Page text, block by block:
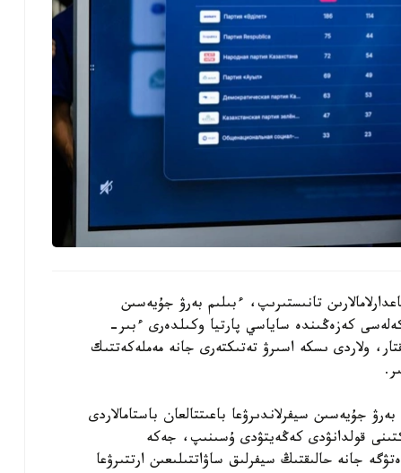
تانىستىرىپ، ءبىلىم بەرۋ جۇيەسىن
كەزەڭىندە ساياسي پارتيا وكىلدەرى ءبىر-
ولاردى ىسكە اسىرۋ تەتىكتەرى جانە مەملەكەتتىك
جۇيەسىن سيفرلاندىرۋعا باعىتتالعان باستامالاردى
قولدانۋدى كەڭەيتۋدى ۇسىنىپ، جەكە
جانە حالىقتىڭ سيفرلىق ساۋاتتىلىعىن ارتتىرۋعا